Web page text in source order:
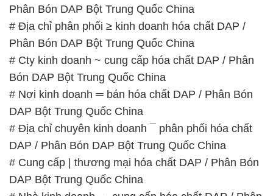
Phân Bón DAP Bột Trung Quốc China
# Địa chỉ phân phối ≥ kinh doanh hóa chất DAP /
Phân Bón DAP Bột Trung Quốc China
# Cty kinh doanh ~ cung cấp hóa chất DAP / Phân
Bón DAP Bột Trung Quốc China
# Nơi kinh doanh ═ bán hóa chất DAP / Phân Bón
DAP Bột Trung Quốc China
# Địa chỉ chuyên kinh doanh ¯ phân phối hóa chất
DAP / Phân Bón DAP Bột Trung Quốc China
# Cung cấp | thương mại hóa chất DAP / Phân Bón
DAP Bột Trung Quốc China